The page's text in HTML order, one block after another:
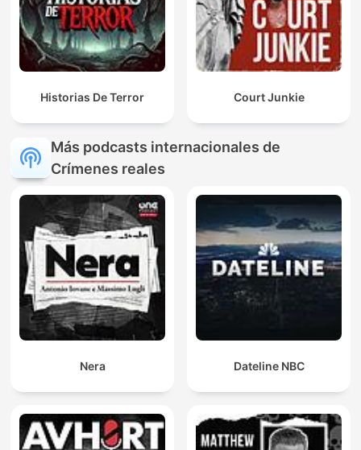
Historias De Terror Court Junkie
Más podcasts internacionales de
Crímenes reales
Nera Dateline NBC